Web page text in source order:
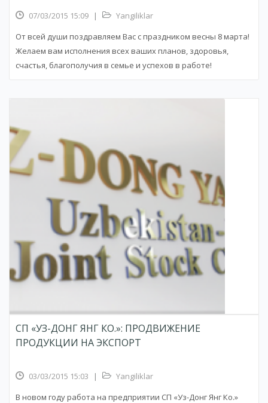
07/03/2015 15:09 |
Yangiliklar
От всей души поздравляем Вас с праздником весны 8 марта!
Желаем вам исполнения всех ваших планов, здоровья,
счастья, благополучия в семье и успехов в работе!
СП «УЗ-ДОНГ ЯНГ КО.»: ПРОДВИЖЕНИЕ
ПРОДУКЦИИ НА ЭКСПОРТ
03/03/2015 15:03 |
Yangiliklar
В новом году работа на предприятии СП «Уз-Донг Янг Ко.»